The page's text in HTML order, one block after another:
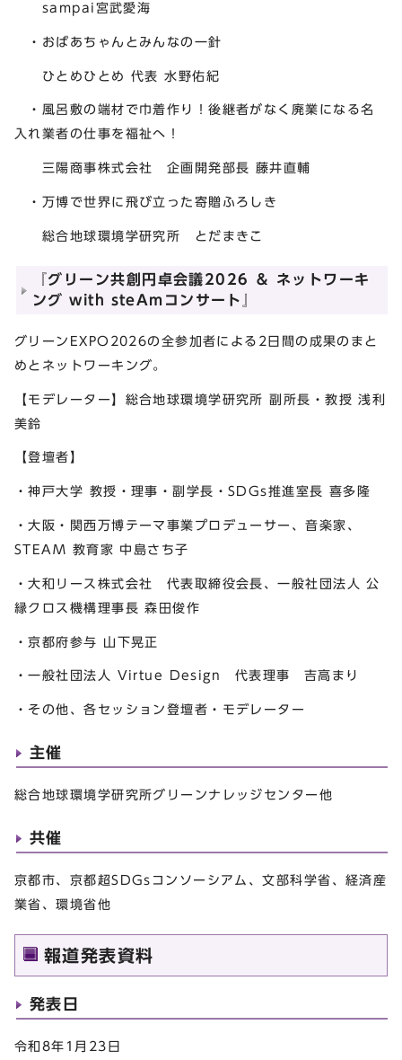
sampai宮武愛海
・おばあちゃんとみんなの一針
ひとめひとめ 代表 水野佑紀
・風呂敷の端材で巾着作り！後継者がなく廃業になる名
入れ業者の仕事を福祉へ！
三陽商事株式会社 企画開発部長 藤井直輔
・万博で世界に飛び立った寄贈ふろしき
総合地球環境学研究所 とだまきこ
『グリーン共創円卓会議2026 ＆ ネットワーキ
ング with steAmコンサート』
グリーンEXPO2026の全参加者による2日間の成果のまと
めとネットワーキング。
【モデレーター】総合地球環境学研究所 副所長・教授 浅利
美鈴
【登壇者】
・神戸大学 教授・理事・副学長・SDGs推進室長 喜多隆
・大阪・関西万博テーマ事業プロデューサー、音楽家、
STEAM 教育家 中島さち子
・大和リース株式会社 代表取締役会長、一般社団法人 公
縁クロス機構理事長 森田俊作
・京都府参与 山下晃正
・一般社団法人 Virtue Design 代表理事 吉高まり
・その他、各セッション登壇者・モデレーター
主催
総合地球環境学研究所グリーンナレッジセンター他
共催
京都市、京都超SDGsコンソーシアム、文部科学省、経済産
業省、環境省他
報道発表資料
発表日
令和8年1月23日